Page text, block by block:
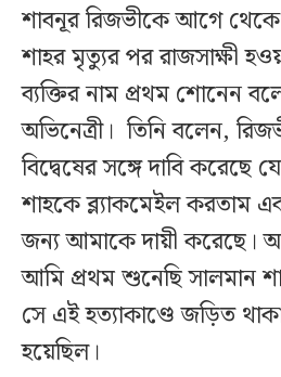
শাবনূর রিজভীকে আগে থেকে
শাহর মৃত্যুর পর রাজসাক্ষী
ব্যক্তির নাম প্রথম শোনেন
অভিনেত্রী। তিনি বলেন,
বিদ্বেষের সঙ্গে দাবি করেছে
শাহকে ব্ল্যাকমেইল করতাম
জন্য আমাকে দায়ী করেছে।
আমি প্রথম শুনেছি সালমান
সে এই হত্যাকাণ্ডে জড়িত
হয়েছিল।